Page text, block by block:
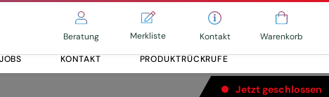
Beratung Merkliste Kontakt
Warenkorb
JOBS KONTAKT PRODUKTRÜCKRUFE
Jetzt geschlossen